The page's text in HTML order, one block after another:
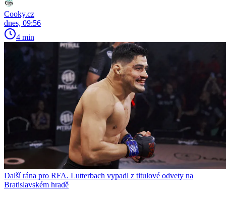
Cooky.cz
dnes, 09:56
4 min
Další rána pro RFA. Lutterbach vypadl z titulové odvety na
Bratislavském hradě